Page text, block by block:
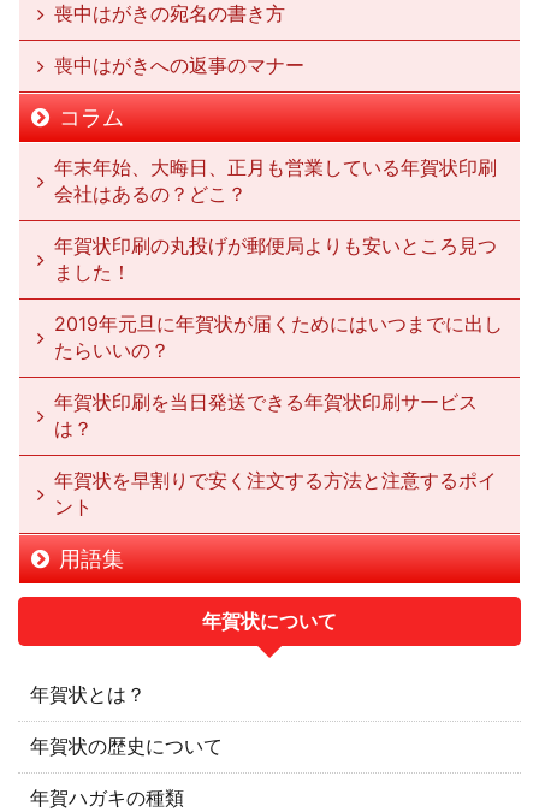
喪中はがきの宛名の書き方
喪中はがきへの返事のマナー
コラム
年末年始、大晦日、正月も営業している年賀状印刷
会社はあるの？どこ？
年賀状印刷の丸投げが郵便局よりも安いところ見つ
ました！
2019年元旦に年賀状が届くためにはいつまでに出し
たらいいの？
年賀状印刷を当日発送できる年賀状印刷サービス
は？
年賀状を早割りで安く注文する方法と注意するポイ
ント
用語集
年賀状について
年賀状とは？
年賀状の歴史について
年賀ハガキの種類